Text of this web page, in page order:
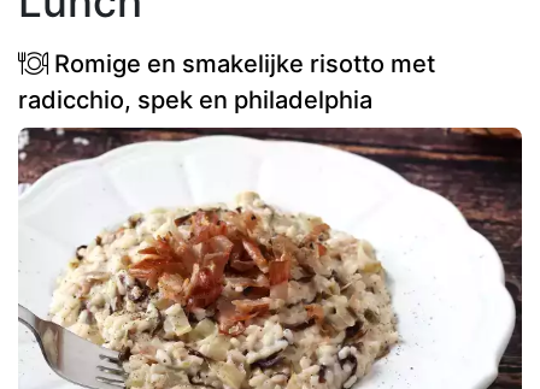
Romige en smakelijke risotto met
radicchio, spek en philadelphia